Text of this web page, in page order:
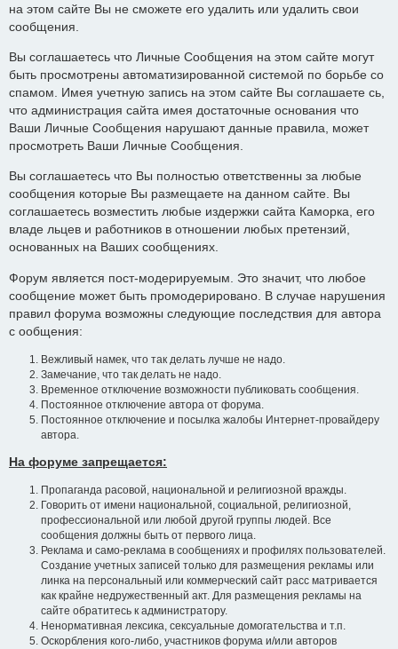
на этом сайте Вы не сможете его удалить или удалить свои
сообщения.
Вы соглашаетесь что Личные Сообщения на этом сайте могут
быть просмотрены автоматизированной системой по борьбе со
спамом. Имея учетную запись на этом сайте Вы соглашаете сь,
что администрация сайта имея достаточные основания что
Ваши Личные Сообщения нарушают данные правила, может
просмотреть Ваши Личные Сообщения.
Вы соглашаетесь что Вы полностью ответственны за любые
сообщения которые Вы размещаете на данном сайте. Вы
соглашаетесь возместить любые издержки сайта Каморка, его
владе льцев и работников в отношении любых претензий,
основанных на Ваших сообщениях.
Форум является пост-модерируемым. Это значит, что любое
сообщение может быть промодерировано. В случае нарушения
правил форума возможны следующие последствия для автора
с ообщения:
Вежливый намек, что так делать лучше не надо.
Замечание, что так делать не надо.
Временное отключение возможности публиковать сообщения.
Постоянное отключение автора от форума.
Постоянное отключение и посылка жалобы Интернет-провайдеру
автора.
На форуме запрещается:
Пропаганда расовой, национальной и религиозной вражды.
Говорить от имени национальной, социальной, религиозной,
профессиональной или любой другой группы людей. Все
сообщения должны быть от первого лица.
Реклама и само-реклама в сообщениях и профилях пользователей.
Создание учетных записей только для размещения рекламы или
линка на персональный или коммерческий сайт расс матривается
как крайне недружественный акт. Для размещения рекламы на
сайте обратитесь к администратору.
Ненормативная лексика, сексуальные домогательства и т.п.
Оскорбления кого-либо, участников форума и/или авторов